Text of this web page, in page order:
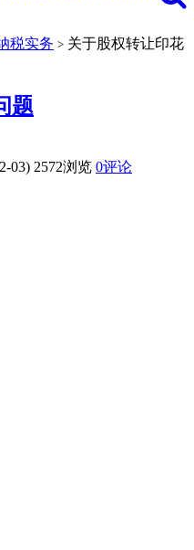
税实务 > 关于股权转让印花
题
03) 2572浏览 0评论